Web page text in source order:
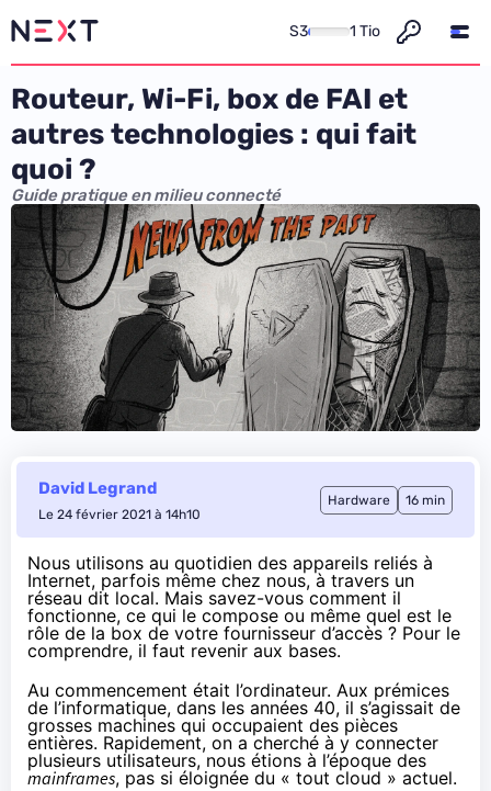
S3 1 Tio
Routeur, Wi-Fi, box de FAI et
autres technologies : qui fait
quoi ?
Guide pratique en milieu connecté
David Legrand
Le 24 février 2021 à 14h10
Hardware 16 min
Nous utilisons au quotidien des appareils reliés à
Internet, parfois même chez nous, à travers un
réseau dit local. Mais savez-vous comment il
fonctionne, ce qui le compose ou même quel est le
rôle de la box de votre fournisseur d’accès ? Pour le
comprendre, il faut revenir aux bases.
Au commencement était l’ordinateur. Aux prémices
de l’informatique, dans les années 40, il s’agissait de
grosses machines qui occupaient des pièces
entières. Rapidement, on a cherché à y connecter
plusieurs utilisateurs, nous étions à l’époque des
mainframes, pas si éloignée du « tout cloud » actuel.